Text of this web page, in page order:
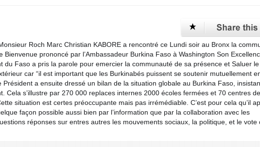
Roch Marc Christian KABORE a rencontré ce Lundi soir au Bronx la
Bienvenue prononcé par l’Ambassadeur Burkina Faso à Washington Son
du Faso a pris la parole pour emercier la communauté de sa présence et Saluer le
car “il est important que les Burkinabés puissent se soutenir mutuellement
Président a ensuite dressé un bilan de la situation globale au Burkina Faso,
Cela s’illustre par 270 000 replaces internes 2000 écoles fermées et 70 centres de
situation est certes préoccupante mais pas irrémédiable. C’est pour cela qu’il
façon possible aussi bien par l’information que par la collaboration avec les
réponses sur entres autres les mouvements sociaux, la politique, et le vote